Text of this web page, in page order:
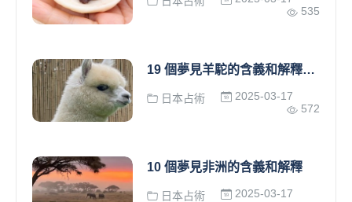
535
19 個夢見羊駝的含義和解釋是什麼？
日本占術
2025-03-17
572
10 個夢見非洲的含義和解釋
日本占術
2025-03-17